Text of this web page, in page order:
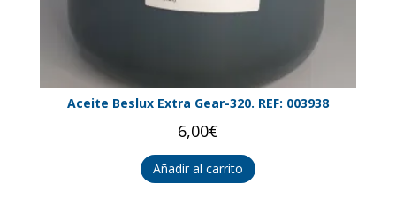
Aceite Beslux Extra Gear-320. REF: 003938
6,00€
Añadir al carrito